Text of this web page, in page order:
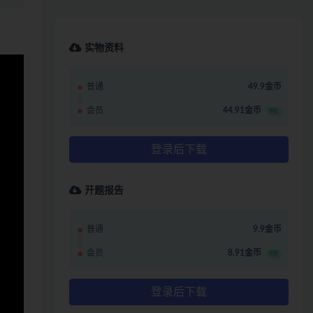
实物资料
普通 49.9金币
会员 44.91金币 9折
登录后下载
开题报告
普通 9.9金币
会员 8.91金币 9折
登录后下载